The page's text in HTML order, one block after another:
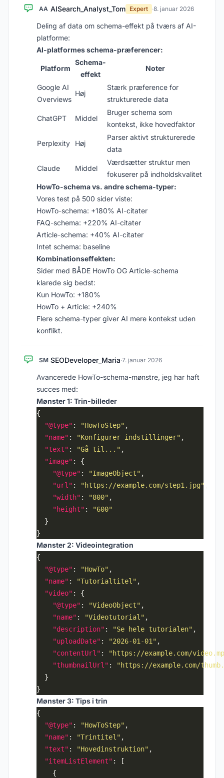
AA AISearch_Analyst_Tom Expert ·8. januar 2026
Deling af data om schema-effekt på tværs af AI-
platforme:
AI-platformes schema-præferencer:
Platform
Schema-
effekt
Noter
Google AI
Overviews
Høj
Stærk præference for
strukturerede data
ChatGPT Middel
Bruger schema som
kontekst, ikke hovedfaktor
Perplexity Høj
Parser aktivt strukturerede
data
Claude Middel
Værdsætter struktur men
fokuserer på indholdskvalitet
HowTo-schema vs. andre schema-typer:
Vores test på 500 sider viste:
HowTo-schema: +180% AI-citater
FAQ-schema: +220% AI-citater
Article-schema: +40% AI-citater
Intet schema: baseline
Kombinationseffekten:
Sider med BÅDE HowTo OG Article-schema
klarede sig bedst:
Kun HowTo: +180%
HowTo + Article: +240%
Flere schema-typer giver AI mere kontekst uden
konflikt.
SM SEODeveloper_Maria·7. januar 2026
Avancerede HowTo-schema-mønstre, jeg har haft
succes med:
Mønster 1: Trin-billeder
"@type" : "HowToStep"
"name" : "Konfigurer indstillinger"
"text" : "Gå til..."
"image"
"@type" : "ImageObject"
"url" : "https://example.com/step1.jpg"
"width" : "800"
"height" :
"600"
Mønster 2: Videointegration
"@type" : "HowTo"
"name" : "Tutorialtitel"
"video"
"@type" : "VideoObject"
"name" : "Videotutorial"
"description" : "Se hele tutorialen"
"uploadDate" : "2026-01-01"
"contentUrl" :
"https://example.com/
"thumbnailUrl" :
"https://example.com/
Mønster 3: Tips i trin
"@type" : "HowToStep"
"name" : "Trintitel"
"text" : "Hovedinstruktion"
"itemListElement"